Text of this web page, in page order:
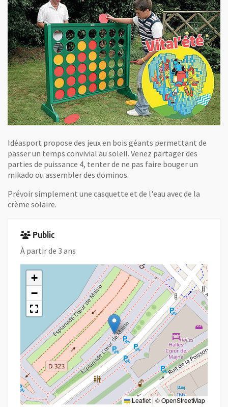
Idéasport propose des jeux en bois géants permettant de
passer un temps convivial au soleil. Venez partager des
parties de puissance 4, tenter de ne pas faire bouger un
mikado ou assembler des dominos.
Prévoir simplement une casquette et de l'eau avec de la
crème solaire.
Public
À partir de 3 ans
+
−
Leaflet | ©OpenStreetMap